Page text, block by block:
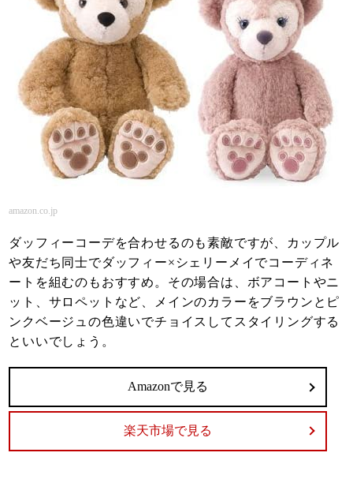
amazon.co.jp
ダッフィーコーデを合わせるのも素敵ですが、カップル
や友だち同士でダッフィー×シェリーメイでコーディネ
ートを組むのもおすすめ。その場合は、ボアコートやニ
ット、サロペットなど、メインのカラーをブラウンとピ
ンクベージュの色違いでチョイスしてスタイリングする
といいでしょう。
Amazonで見る
楽天市場で見る